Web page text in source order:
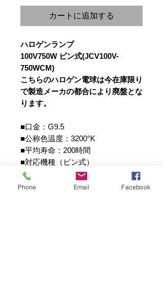
カートに追加する
ハロゲンランプ
100V750W ピン式(JCV100V-
750WCM)
こちらのハロゲン電球は今在庫限り
で製造メーカの都合により廃盤とな
ります。
■口金：G9.5
■公称色温度：3200°K
■平均寿命：200時間
■対応機種（ピン式）
RIFA-T 65×65cm / RIFA-T 80×80cm
/ RIFA-T 90×120cm / RIFA-T
Phone Email Facebook